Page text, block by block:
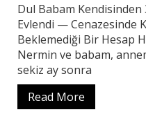
Dul Babam Kendisinden
Evlendi — Cenazesinde
Beklemediği Bir Hesap
Nermin ve babam,
sekiz ay sonra
Read More